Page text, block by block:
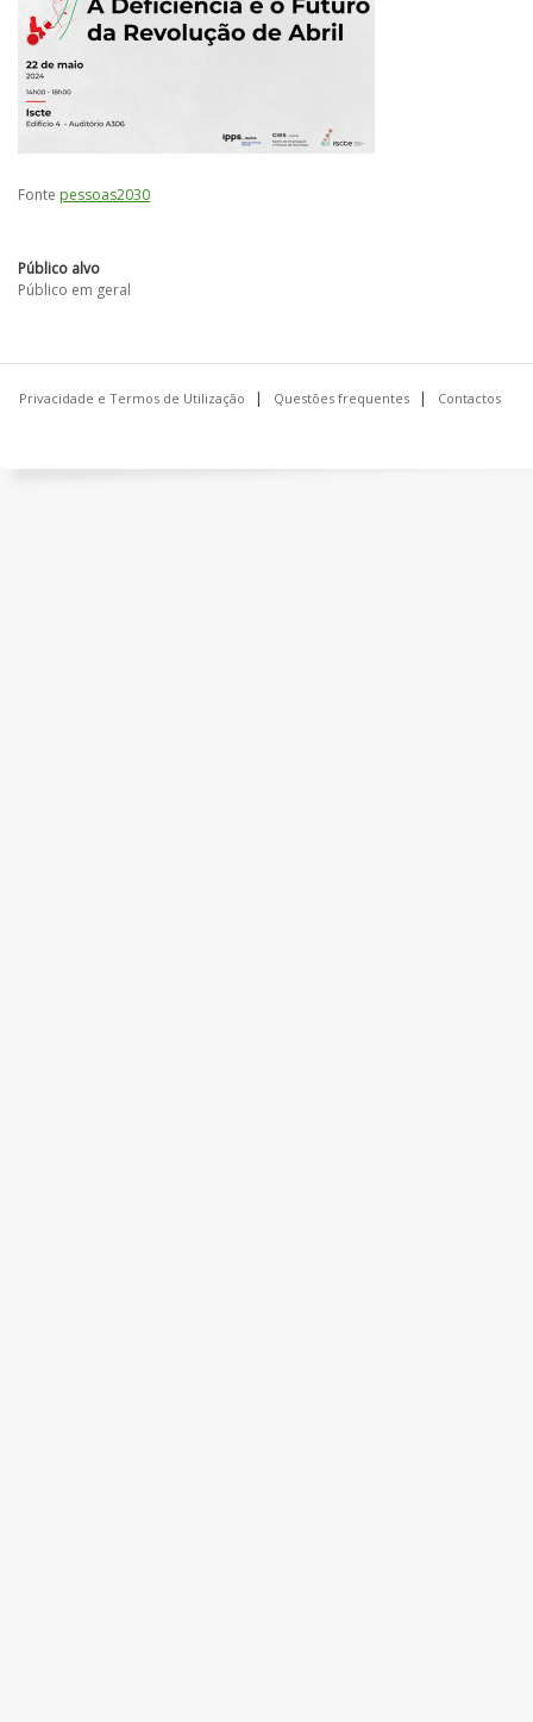
Fonte pessoas2030
Público alvo
Público em geral
Privacidade e Termos de Utilização Questões frequentes Contactos